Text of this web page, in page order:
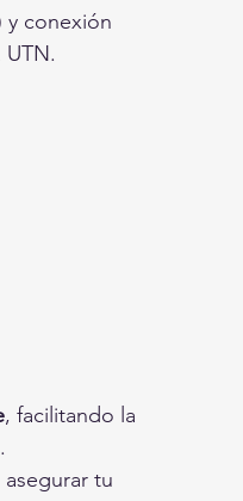
y conexión
, facilitando la
.
tu